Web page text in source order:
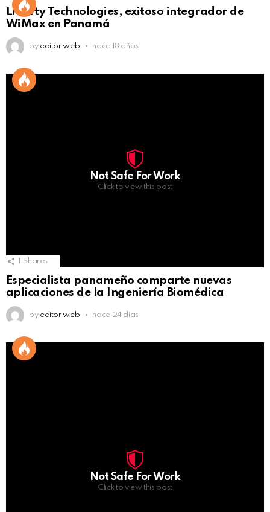
Liberty Technologies, exitoso integrador de
WiMax en Panamá
by editor web hace 18 años
Not Safe For Work
Click to view this post
1 Shares
Especialista panameño comparte nuevas
aplicaciones de la Ingeniería Biomédica
by editor web hace 24 días
Not Safe For Work
Click to view this post